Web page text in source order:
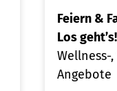
Feiern &
Los geht’s!
Wellness-
Angebote